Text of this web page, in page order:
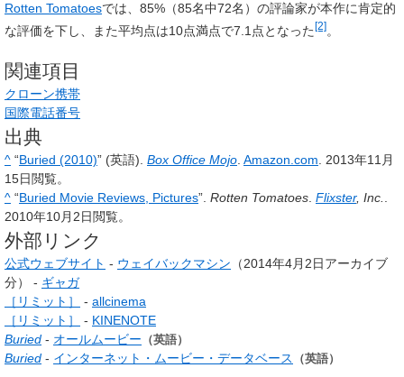
Rotten Tomatoesでは、85%（85名中72名）の評論家が本作に肯定的
な評価を下し、また平均点は10点満点で7.1点となった[2]。
関連項目
クローン携帯
国際電話番号
出典
^ “Buried (2010)” (英語). Box Office Mojo. Amazon.com. 2013年11月
15日閲覧。
^ “Buried Movie Reviews, Pictures”. Rotten Tomatoes. Flixster, Inc..
2010年10月2日閲覧。
外部リンク
公式ウェブサイト - ウェイバックマシン （2014年4月2日アーカイブ
分） - ギャガ
［リミット］
- allcinema
［リミット］
- KINENOTE
Buried - オールムービー （英語）
Buried - インターネット・ムービー・データベース （英語）